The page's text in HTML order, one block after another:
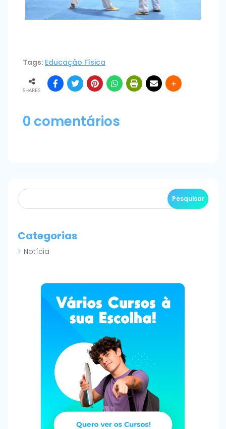
Tags: Educação Física
SHARES
0 comentários
Categorias
Notícia